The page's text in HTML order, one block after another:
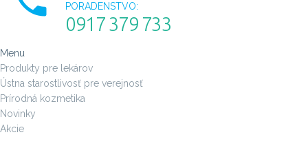
PORADENSTVO:
0917 379 733
Menu
Produkty pre lekárov
Ústna starostlivosť pre verejnosť
Prírodná kozmetika
Novinky
Akcie